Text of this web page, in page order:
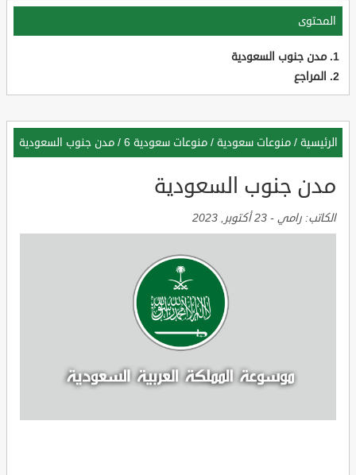
المحتوى
مدن جنوب السعودية
المراجع
الرئيسية / منوعات سعودية / منوعات سعودية 6 / مدن جنوب السعودية
مدن جنوب السعودية
الكاتب: رامي - 23 أكتوبر, 2023